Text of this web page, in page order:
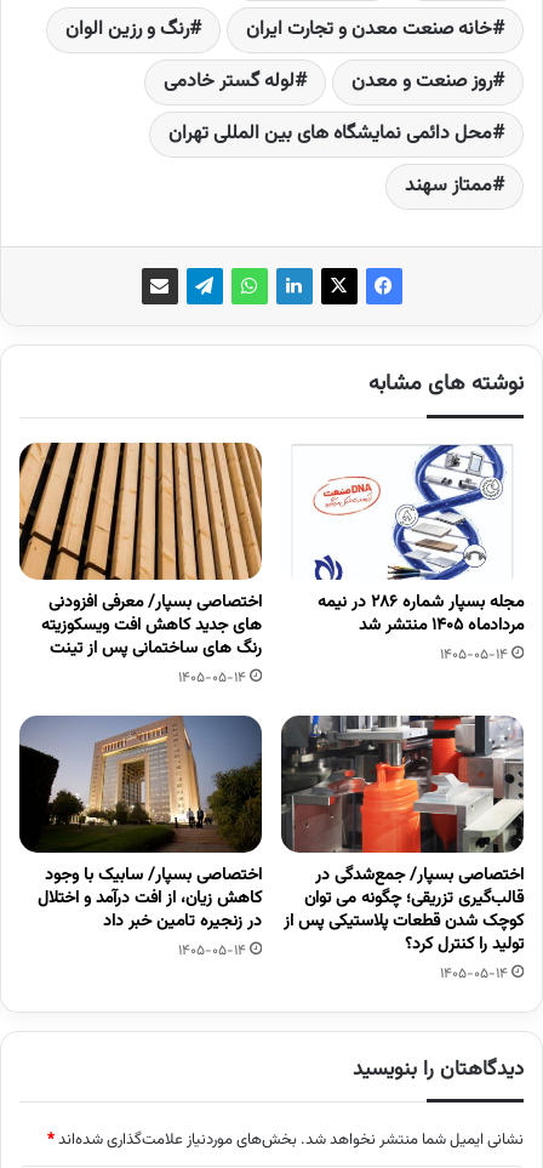
خانه صنعت معدن و تجارت ایران
رنگ و رزین الوان
روز صنعت و معدن
لوله گستر خادمی
محل دائمی نمایشگاه های بین المللی تهران
ممتاز سهند
نوشته های مشابه
مجله بسپار شماره 286 در نیمه
مردادماه 1405 منتشر شد
1405-05-14
اختصاصی بسپار/ معرفی افزودنی
های جدید کاهش افت ویسکوزیته
رنگ های ساختمانی پس از تینت
1405-05-14
اختصاصی بسپار/ جمع‌شدگی در
قالب‌گیری تزریقی؛ چگونه می توان
کوچک شدن قطعات پلاستیکی پس از
تولید را کنترل کرد؟
1405-05-14
اختصاصی بسپار/ سابیک با وجود
کاهش زیان، از افت درآمد و اختلال
در زنجیره تامین خبر داد
1405-05-14
دیدگاهتان را بنویسید
نشانی ایمیل شما منتشر نخواهد شد. بخش‌های موردنیاز علامت‌گذاری شده‌اند*